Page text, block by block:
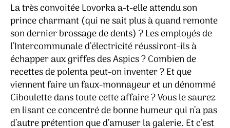
La très convoitée Lovorka a-t-elle attendu son
prince charmant (qui ne sait plus à quand remonte
son dernier brossage de dents) ? Les employés de
l’Intercommunale d’électricité réussiront-ils à
échapper aux griffes des Aspics ? Combien de
recettes de polenta peut-on inventer ? Et que
viennent faire un faux-monnayeur et un dénommé
Ciboulette dans toute cette affaire ? Vous le saurez
en lisant ce concentré de bonne humeur qui n’a pas
d’autre prétention que d’amuser la galerie. Et c’est